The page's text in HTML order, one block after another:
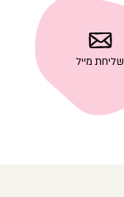
|
שליחת
מייל
us
שליחת מייל